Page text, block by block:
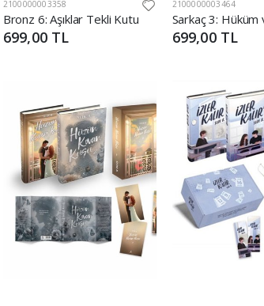
2100000003358
Bronz 6: Aşıklar Tekli Kutu
699,00 TL
2100000003464
699,00 TL